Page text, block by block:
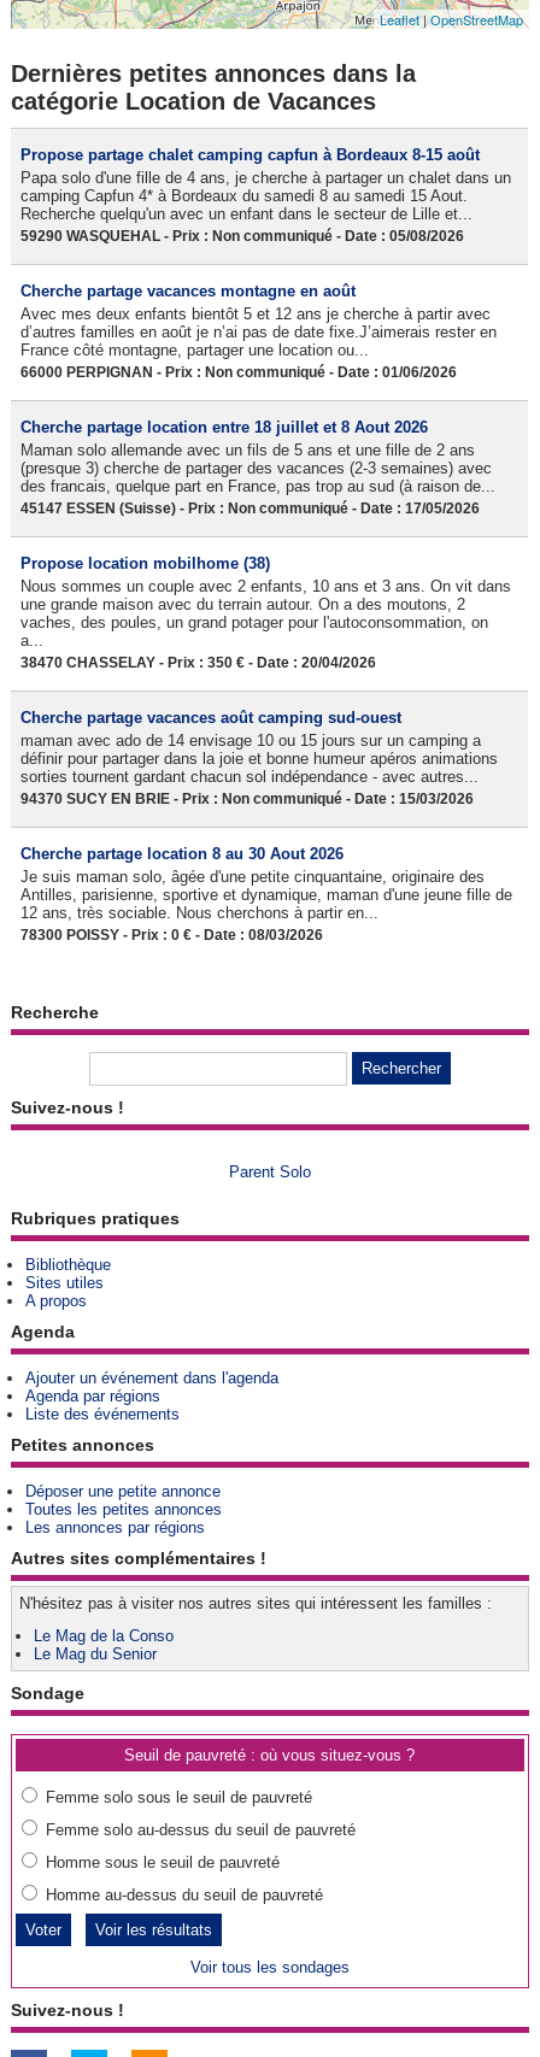
Leaflet|OpenStreetMap
Dernières petites annonces dans la
catégorie Location de Vacances
Propose partage chalet camping capfun à Bordeaux 8-15 août
Papa solo d'une fille de 4 ans, je cherche à partager un chalet dans un
camping Capfun 4* à Bordeaux du samedi 8 au samedi 15 Aout.
Recherche quelqu'un avec un enfant dans le secteur de Lille et...
59290 WASQUEHAL - Prix : Non communiqué - Date : 05/08/2026
Cherche partage vacances montagne en août
Avec mes deux enfants bientôt 5 et 12 ans je cherche à partir avec
d’autres familles en août je n’ai pas de date fixe.J’aimerais rester en
France côté montagne, partager une location ou...
66000 PERPIGNAN - Prix : Non communiqué - Date : 01/06/2026
Cherche partage location entre 18 juillet et 8 Aout 2026
Maman solo allemande avec un fils de 5 ans et une fille de 2 ans
(presque 3) cherche de partager des vacances (2-3 semaines) avec
des francais, quelque part en France, pas trop au sud (à raison de...
45147 ESSEN (Suisse) - Prix : Non communiqué - Date : 17/05/2026
Propose location mobilhome (38)
Nous sommes un couple avec 2 enfants, 10 ans et 3 ans. On vit dans
une grande maison avec du terrain autour. On a des moutons, 2
vaches, des poules, un grand potager pour l'autoconsommation, on
a...
38470 CHASSELAY - Prix : 350 € - Date : 20/04/2026
Cherche partage vacances août camping sud-ouest
maman avec ado de 14 envisage 10 ou 15 jours sur un camping a
définir pour partager dans la joie et bonne humeur apéros animations
sorties tournent gardant chacun sol indépendance - avec autres...
94370 SUCY EN BRIE - Prix : Non communiqué - Date : 15/03/2026
Cherche partage location 8 au 30 Aout 2026
Je suis maman solo, âgée d'une petite cinquantaine, originaire des
Antilles, parisienne, sportive et dynamique, maman d'une jeune fille de
12 ans, très sociable. Nous cherchons à partir en...
78300 POISSY - Prix : 0 € - Date : 08/03/2026
Recherche
Suivez-nous !
Parent Solo
Rubriques pratiques
Bibliothèque
Sites utiles
A propos
Agenda
Ajouter un événement dans l'agenda
Agenda par régions
Liste des événements
Petites annonces
Déposer une petite annonce
Toutes les petites annonces
Les annonces par régions
Autres sites complémentaires !
N'hésitez pas à visiter nos autres sites qui intéressent les familles :
Le Mag de la Conso
Le Mag du Senior
Sondage
Seuil de pauvreté : où vous situez-vous ?
Femme solo sous le seuil de pauvreté
Femme solo au-dessus du seuil de pauvreté
Homme sous le seuil de pauvreté
Homme au-dessus du seuil de pauvreté
Voir les résultats
Voir tous les sondages
Suivez-nous !